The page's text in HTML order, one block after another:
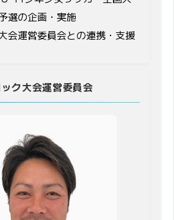
選の企画・実施
会運営委員会との連携・支援
ク大会運営委員会